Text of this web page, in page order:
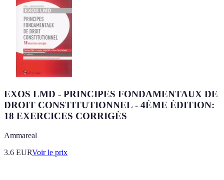
EXOS LMD - PRINCIPES FONDAMENTAUX DE
DROIT CONSTITUTIONNEL - 4ÈME ÉDITION:
18 EXERCICES CORRIGÉS
Ammareal
3.6 EURVoir le prix